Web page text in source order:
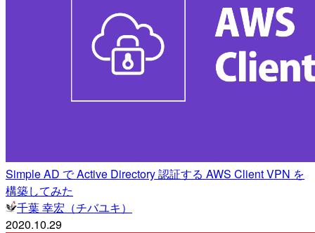
Simple AD で Active Directory 認証する AWS Client VPN を
構築してみた
千葉 幸宏（チバユキ）
2020.10.29